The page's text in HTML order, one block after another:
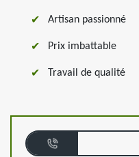
Artisan passionné
Prix imbattable
Travail de qualité